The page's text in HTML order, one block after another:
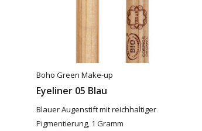
Boho Green Make-up
Eyeliner 05 Blau
Blauer Augenstift mit reichhaltiger
Pigmentierung, 1 Gramm